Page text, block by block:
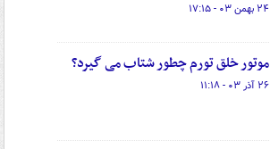
۲۴ بهمن ۰۳ - ۱۷:۱۵
موتور خلق تورم چطور شتاب می گیرد؟
۲۶ آذر ۰۳ - ۱۱:۱۸